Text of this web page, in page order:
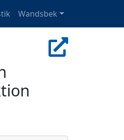
Wandsbek